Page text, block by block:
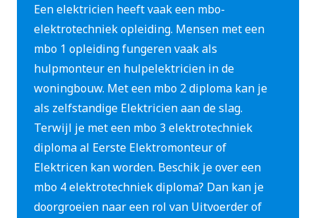
Een elektricien heeft vaak een mbo-
elektrotechniek opleiding. Mensen met een
mbo 1 opleiding fungeren vaak als
hulpmonteur en hulpelektricien in de
woningbouw. Met een mbo 2 diploma kan je
als zelfstandige Elektricien aan de slag.
Terwijl je met een mbo 3 elektrotechniek
diploma al Eerste Elektromonteur of
Elektricen kan worden. Beschik je over een
mbo 4 elektrotechniek diploma? Dan kan je
doorgroeien naar een rol van Uitvoerder of